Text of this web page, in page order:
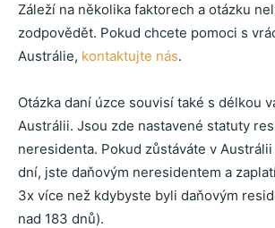
Záleží na několika faktorech a otázku
zodpovědět. Pokud chcete pomoci s
Austrálie, kontaktujte nás.
Otázka daní úzce souvisí také s délkou
Austrálii. Jsou zde nastavené statuty
neresidenta. Pokud zůstáváte v
dní, jste daňovým neresidentem a
3x více než kdybyste byli daňovým
nad 183 dnů).